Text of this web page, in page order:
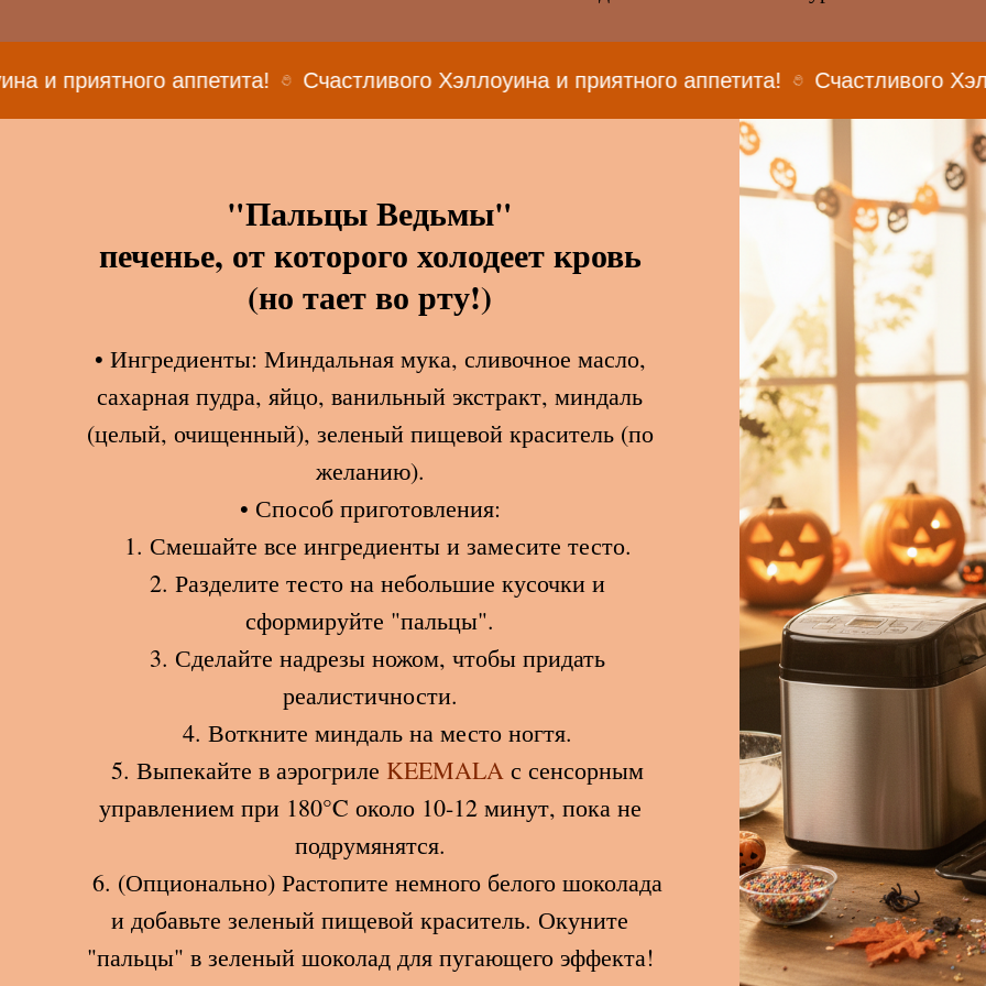
аппетита! Счастливого Хэллоуина и приятного аппетита! Счастливого Хэллоуина и
"Пальцы Ведьмы"
печенье, от которого холодеет кровь
(но тает во рту!)
• Ингредиенты: Миндальная мука, сливочное масло,
сахарная пудра, яйцо, ванильный экстракт, миндаль
(целый, очищенный), зеленый пищевой краситель (по
желанию).
• Способ приготовления:
1. Смешайте все ингредиенты и замесите тесто.
2. Разделите тесто на небольшие кусочки и
сформируйте "пальцы".
3. Сделайте надрезы ножом, чтобы придать
реалистичности.
4. Воткните миндаль на место ногтя.
5. Выпекайте в аэрогриле KEEMALA с сенсорным
управлением при 180°C около 10-12 минут, пока не
подрумянятся.
6. (Опционально) Растопите немного белого шоколада
и добавьте зеленый пищевой краситель. Окуните
"пальцы" в зеленый шоколад для пугающего эффекта!